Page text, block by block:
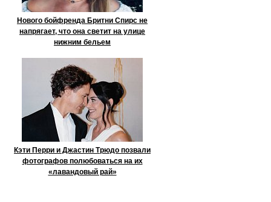
Нового бойфренда Бритни Спирс не
напрягает, что она светит на улице
нижним бельем
Кэти Перри и Джастин Трюдо позвали
фотографов полюбоваться на их
«лавандовый рай»